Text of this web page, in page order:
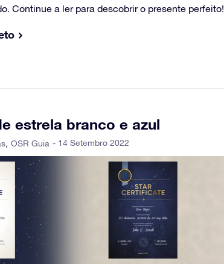
Continue a ler para descobrir o presente perfeito!
estrela branco e azul
OSR Guia - 14 Setembro 2022